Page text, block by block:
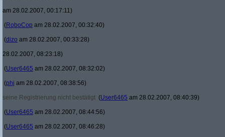
am 28.02.2007, 00:17:11)
(RoboCop am 28.02.2007, 00:32:40)
(dizo am 28.02.2007, 00:33:28)
28.02.2007, 08:23:18)
(User6465 am 28.02.2007, 08:32:02)
(phj am 28.02.2007, 08:38:56)
seine Registrierung nicht bestätigt (User6465 am 28.02.2007, 08:40:39)
(User6465 am 28.02.2007, 08:44:56)
(User6465 am 28.02.2007, 08:46:28)